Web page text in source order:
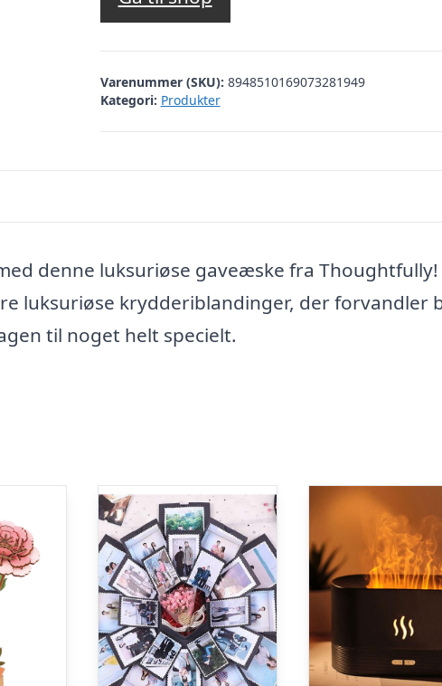
Varenummer (SKU): 8948510169073281949
Kategori: Produkter
denne luksuriøse gaveæske fra
luksuriøse krydderiblandinger, der forvandler
til noget helt specielt.